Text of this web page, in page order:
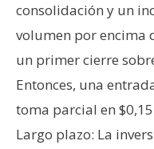
consolidación y un
volumen por encima
un primer cierre
Entonces, una
toma parcial en
Largo plazo: La